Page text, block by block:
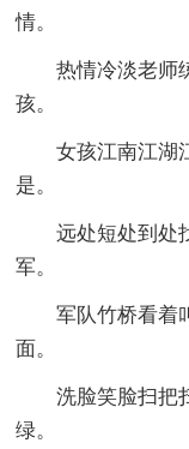
情。
热情冷淡老师练
孩。
女孩江南江湖江
是。
远处短处到处找
军。
军队竹桥看着叫
面。
洗脸笑脸扫把扫
绿。